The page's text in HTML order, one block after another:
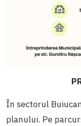
În sectorul
planului. Pe